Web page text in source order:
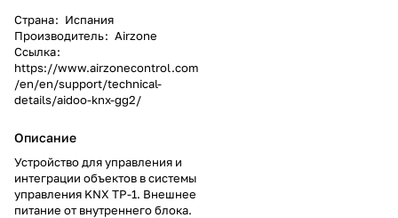
Страна: Испания
Производитель: Airzone
Ссылка:
https://www.airzonecontrol.com
/en/en/support/technical-
details/aidoo-knx-gg2/
Описание
Устройство для управления и
интеграции объектов в системы
управления KNX TP-1. Внешнее
питание от внутреннего блока.